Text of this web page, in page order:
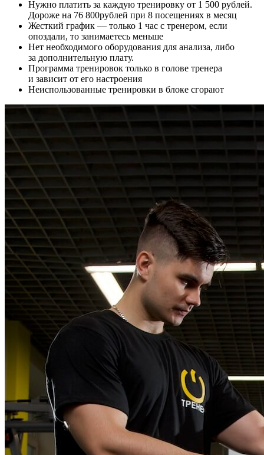
Нужно платить за каждую тренировку от 1 500 рублей.
Дороже на 76 800рублей при 8 посещениях в месяц
Жесткий график — только 1 час с тренером, если
опоздали, то занимаетесь меньше
Нет необходимого оборудования для анализа, либо
за дополнительную плату.
Программа тренировок только в голове тренера
и зависит от его настроения
Неиспользованные тренировки в блоке сгорают